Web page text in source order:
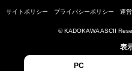
サイトポリシー プライバシーポリシー 運
© KADOKAWA ASCII
表
PC